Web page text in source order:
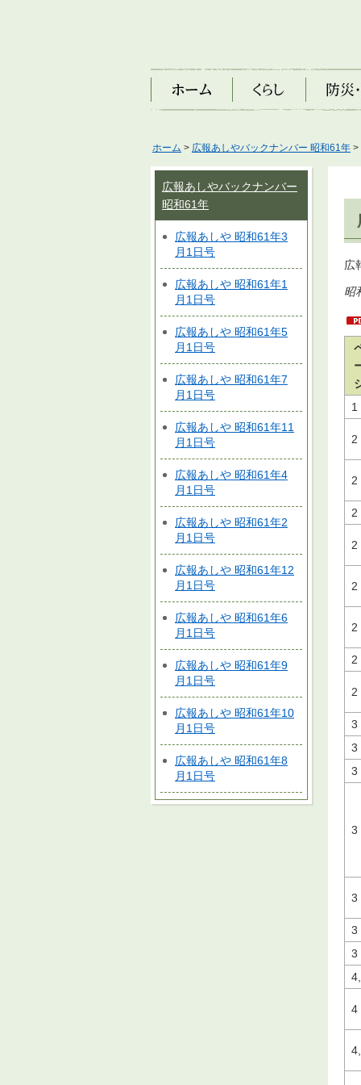
ホーム くらし 防災・安全
ホーム > 広報あしやバックナンバー 昭和61年 >
広報あしやバックナンバー
昭和61年
広報あしや 昭和61年3
月1日号
広報あしや 昭和61年1
月1日号
広報あしや 昭和61年5
月1日号
広報あしや 昭和61年7
月1日号
広報あしや 昭和61年11
月1日号
広報あしや 昭和61年4
月1日号
広報あしや 昭和61年2
月1日号
広報あしや 昭和61年12
月1日号
広報あしや 昭和61年6
月1日号
広報あしや 昭和61年9
月1日号
広報あしや 昭和61年10
月1日号
広報あしや 昭和61年8
月1日号
広
昭
1
2
2
2
2
2
2
2
2
3
3
3
3
3
3
3
4